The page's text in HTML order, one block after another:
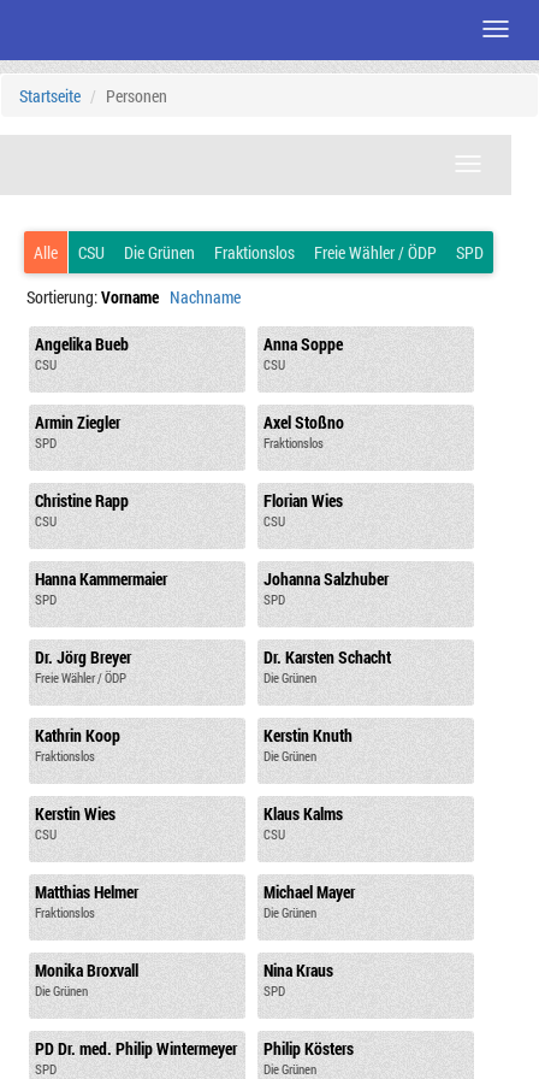
Seiteninhalt
Startseite Personen
Alle CSU Die Grünen Fraktionslos Freie Wähler / ÖDP
SPD
Sortierung:Vorname Nachname
Angelika Bueb
CSU
Anna Soppe
CSU
Armin Ziegler
SPD
Axel Stoßno
Fraktionslos
Christine Rapp
CSU
Florian Wies
CSU
Hanna Kammermaier
SPD
Johanna Salzhuber
SPD
Dr. Jörg Breyer
Freie Wähler / ÖDP
Dr. Karsten Schacht
Die Grünen
Kathrin Koop
Fraktionslos
Kerstin Knuth
Die Grünen
Kerstin Wies
CSU
Klaus Kalms
CSU
Matthias Helmer
Fraktionslos
Michael Mayer
Die Grünen
Monika Broxvall
Die Grünen
Nina Kraus
SPD
PD Dr. med. Philip Wintermeyer
SPD
Philip Kösters
Die Grünen